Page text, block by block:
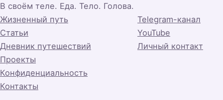
В своём теле. Еда. Тело. Голова.
Жизненный путь
Статьи
Дневник путешествий
Telegram-канал
YouTube
Личный контакт
Проекты
Конфиденциальность
Контакты